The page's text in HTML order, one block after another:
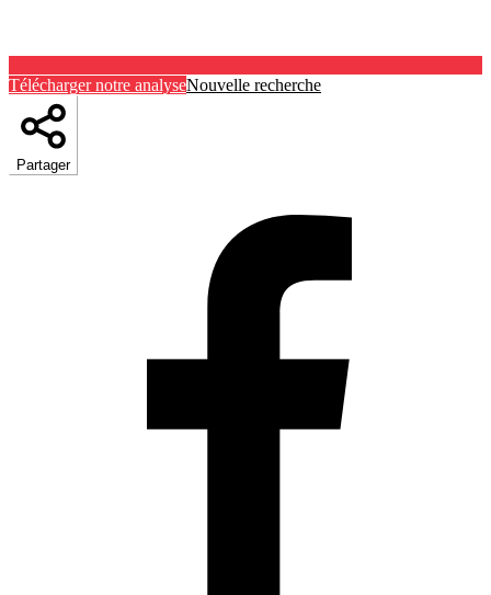
Télécharger notre analyseNouvelle recherche
Partager